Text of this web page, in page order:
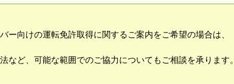
ー向けの運転免許取得に関するご案内をご希望の場合は、
など、可能な範囲でのご協力についてもご相談を承ります。